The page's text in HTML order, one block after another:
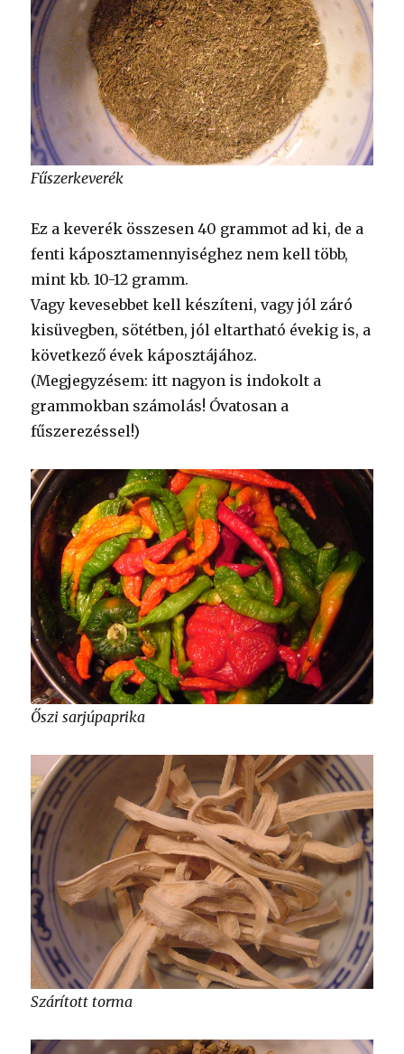
Fűszerkeverék
Ez a keverék összesen 40 grammot ad ki, de a
fenti káposztamennyiséghez nem kell több,
mint kb. 10-12 gramm.
Vagy kevesebbet kell készíteni, vagy jól záró
kisüvegben, sötétben, jól eltartható évekig is, a
következő évek káposztájához.
(Megjegyzésem: itt nagyon is indokolt a
grammokban számolás! Óvatosan a
fűszerezéssel!)
Őszi sarjúpaprika
Szárított torma